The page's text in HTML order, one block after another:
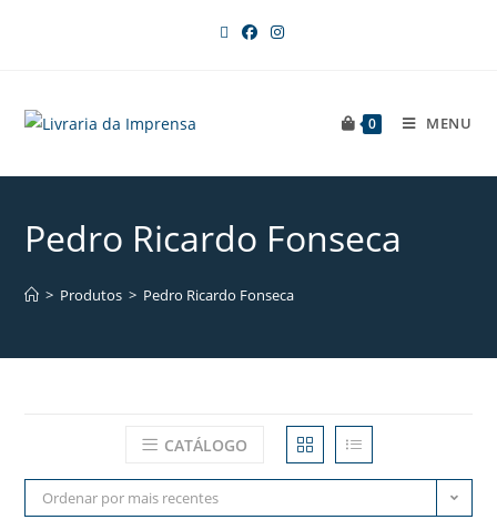
0 MENU
Pedro Ricardo Fonseca
> Produtos > Pedro Ricardo Fonseca
CATÁLOGO
Ordenar por mais recentes